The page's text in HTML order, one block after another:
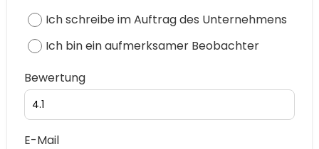
Ich schreibe im Auftrag des Unternehmens
Ich bin ein aufmerksamer Beobachter
Bewertung
E-Mail